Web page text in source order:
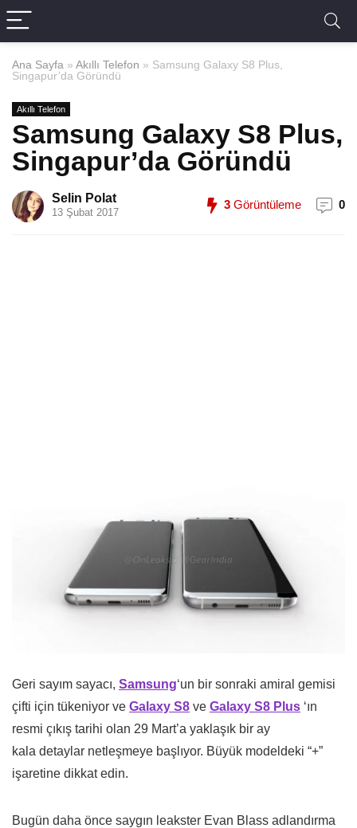
Ana Sayfa » Akıllı Telefon » Samsung Galaxy S8 Plus,
Singapur’da Göründü
Akıllı Telefon
Samsung Galaxy S8 Plus,
Singapur’da Göründü
Selin Polat
13 Şubat 2017
3 Görüntüleme 0
Geri sayım sayacı, Samsung‘un bir sonraki amiral gemisi
çifti için tükeniyor ve Galaxy S8 ve Galaxy S8 Plus ‘ın
resmi çıkış tarihi olan 29 Mart’a yaklaşık bir ay
kala detaylar netleşmeye başlıyor. Büyük modeldeki “+”
işaretine dikkat edin.
Bugün daha önce saygın leakster Evan Blass adlandırma